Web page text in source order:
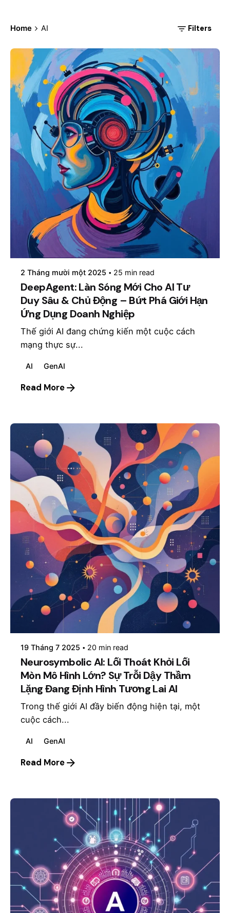
Home AI Filters
Posted by
mosyai
2 Tháng mười một 2025 25 min read
DeepAgent: Làn Sóng Mới Cho AI Tư
Duy Sâu & Chủ Động – Bứt Phá Giới Hạn
Ứng Dụng Doanh Nghiệp
Thế giới AI đang chứng kiến một cuộc cách
mạng thực sự...
AI GenAI
Read More
Posted by
mosyai
19 Tháng 7 2025 20 min read
Neurosymbolic AI: Lối Thoát Khỏi Lối
Mòn Mô Hình Lớn? Sự Trỗi Dậy Thầm
Lặng Đang Định Hình Tương Lai AI
Trong thế giới AI đầy biến động hiện tại, một
cuộc cách...
AI GenAI
Read More